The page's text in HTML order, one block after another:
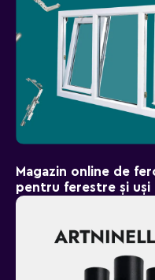
Magazin online de
pentru ferestre și uși